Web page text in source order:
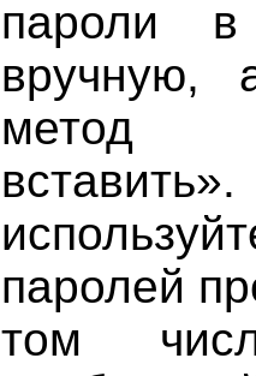
пароли
вручную,
метод
паролей
том